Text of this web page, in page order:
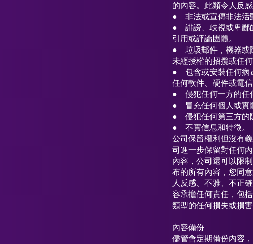
的內容。此類令人反
● 非法或宣傳非法活
● 誹謗、歧視或卑鄙
引用或評論團體。
● 垃圾郵件，機器或
未經授權的招攬或任
● 包含或安裝任何病
任何軟件、硬件或電
● 侵犯任何一方的任
● 冒充任何個人或實
● 侵犯任何第三方的
● 不實信息和特徵。
公司保留權利但沒有
司進一步保留對任何
內容，公司還可以限
布的所有內容，您同
人反感、不雅、不正
容承擔任何責任，包
類型的任何損失或損害
內容備份
儘管會定期備份內容